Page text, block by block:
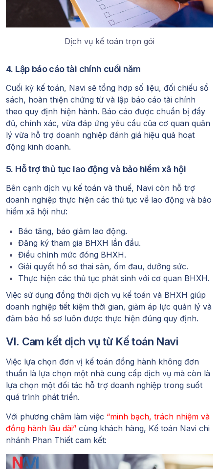
Dịch vụ kế toán trọn gói
4. Lập báo cáo tài chính cuối năm
Cuối kỳ kế toán, Navi sẽ tổng hợp số liệu, đối chiếu sổ
sách, hoàn thiện chứng từ và lập báo cáo tài chính
theo quy định hiện hành. Báo cáo được chuẩn bị đầy
đủ, chính xác, vừa đáp ứng yêu cầu của cơ quan quản
lý vừa hỗ trợ doanh nghiệp đánh giá hiệu quả hoạt
động kinh doanh.
5. Hỗ trợ thủ tục lao động và bảo hiểm xã hội
Bên cạnh dịch vụ kế toán và thuế, Navi còn hỗ trợ
doanh nghiệp thực hiện các thủ tục về lao động và bảo
hiểm xã hội như:
Báo tăng, báo giảm lao động.
Đăng ký tham gia BHXH lần đầu.
Điều chỉnh mức đóng BHXH.
Giải quyết hồ sơ thai sản, ốm đau, dưỡng sức.
Thực hiện các thủ tục phát sinh với cơ quan BHXH.
Việc sử dụng đồng thời dịch vụ kế toán và BHXH giúp
doanh nghiệp tiết kiệm thời gian, giảm áp lực quản lý và
đảm bảo hồ sơ luôn được thực hiện đúng quy định.
VI. Cam kết dịch vụ từ Kế toán Navi
Việc lựa chọn đơn vị kế toán đồng hành không đơn
thuần là lựa chọn một nhà cung cấp dịch vụ mà còn là
lựa chọn một đối tác hỗ trợ doanh nghiệp trong suốt
quá trình phát triển.
Với phương châm làm việc “minh bạch, trách nhiệm và
đồng hành lâu dài” cùng khách hàng, Kế toán Navi chi
nhánh Phan Thiết cam kết: